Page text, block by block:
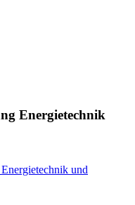
Energietechnik
und